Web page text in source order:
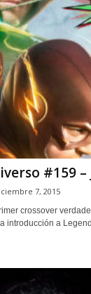
#159
7, 2015
crossover
introducción a